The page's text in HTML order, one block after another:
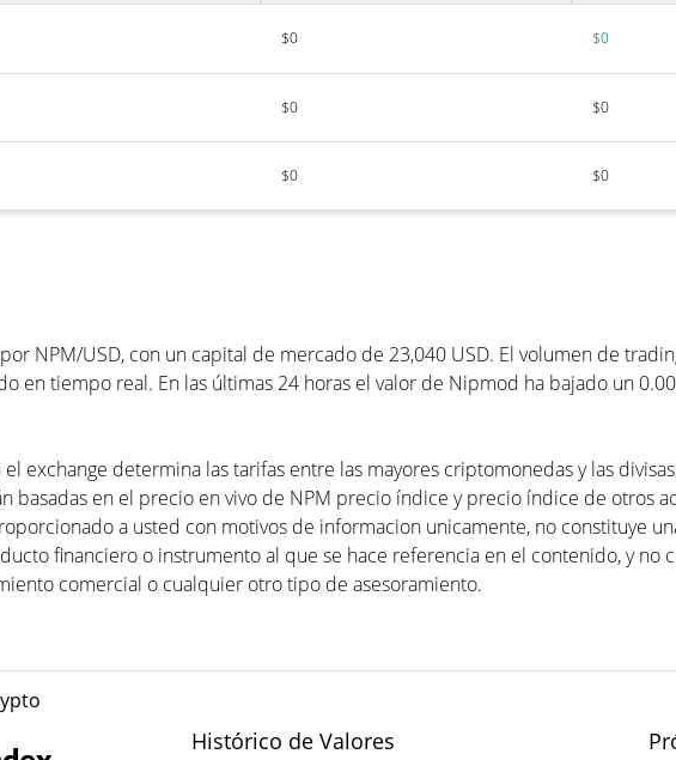
$0 $0
$0 $0
$0 $0
NPM/USD, con un capital de mercado de 23,040 USD. El volumen de
en tiempo real. En las últimas 24 horas el valor de Nipmod ha bajado un
exchange determina las tarifas entre las mayores criptomonedas y las divisas
basadas en el precio en vivo de NPM precio índice y precio índice de otros
a usted con motivos de informacion unicamente, no constituye
financiero o instrumento al que se hace referencia en el contenido, y no
comercial o cualquier otro tipo de asesoramiento.
Histórico de Valores